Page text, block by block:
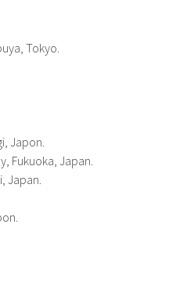
Tokyo.
Japon.
Fukuoka, Japan.
Japan.